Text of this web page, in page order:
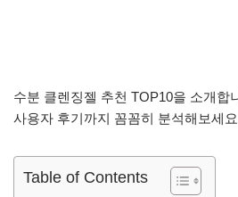
수분 클렌징젤 추천 TOP10을 소개합
사용자 후기까지 꼼꼼히 분석해보세
Table of Contents